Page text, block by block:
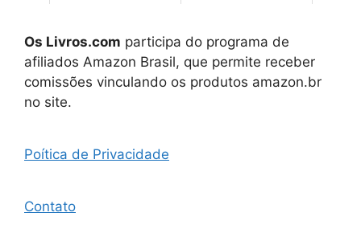
Os Livros.com participa do programa de
afiliados Amazon Brasil, que permite receber
comissões vinculando os produtos amazon.br
no site.
Poítica de Privacidade
Contato